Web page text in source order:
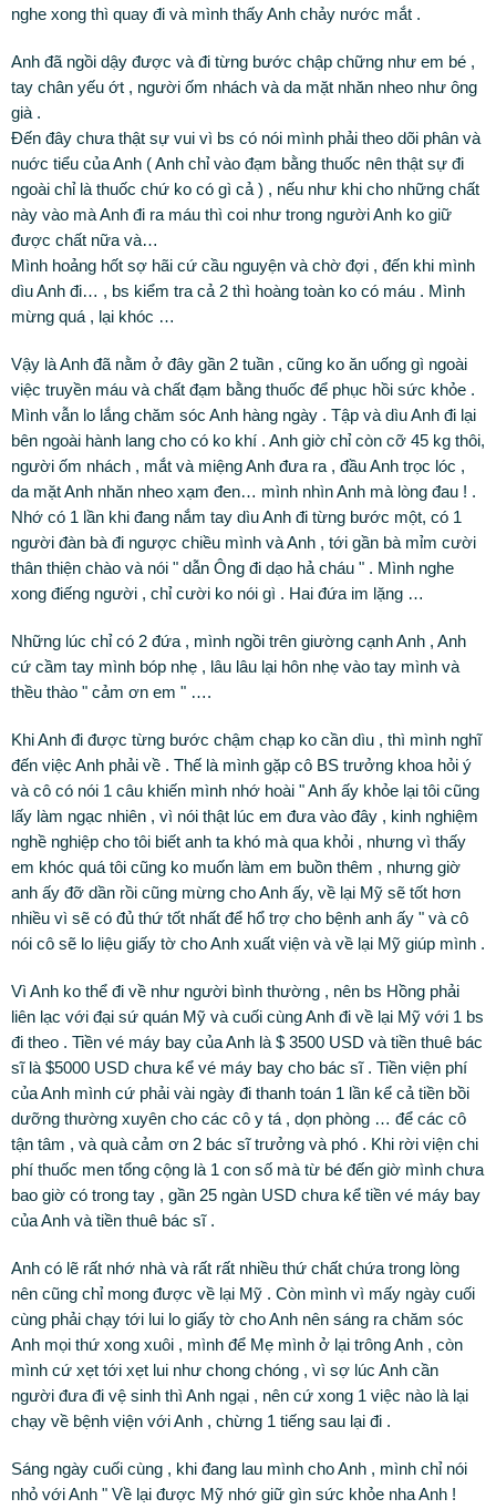
nghe xong thì quay đi và mình thấy Anh chảy nước mắt .
Anh đã ngồi dậy được và đi từng bước chập chững như em bé ,
tay chân yếu ớt , người ốm nhách và da mặt nhăn nheo như ông
già .
Đến đây chưa thật sự vui vì bs có nói mình phải theo dõi phân và
nuớc tiểu của Anh ( Anh chỉ vào đạm bằng thuốc nên thật sự đi
ngoài chỉ là thuốc chứ ko có gì cả ) , nếu như khi cho những chất
này vào mà Anh đi ra máu thì coi như trong người Anh ko giữ
được chất nữa và…
Mình hoảng hốt sợ hãi cứ cầu nguyện và chờ đợi , đến khi mình
dìu Anh đi… , bs kiểm tra cả 2 thì hoàng toàn ko có máu . Mình
mừng quá , lại khóc …
Vậy là Anh đã nằm ở đây gần 2 tuần , cũng ko ăn uống gì ngoài
việc truyền máu và chất đạm bằng thuốc để phục hồi sức khỏe .
Mình vẫn lo lắng chăm sóc Anh hàng ngày . Tập và dìu Anh đi lại
bên ngoài hành lang cho có ko khí . Anh giờ chỉ còn cỡ 45 kg thôi,
người ốm nhách , mắt và miệng Anh đưa ra , đầu Anh trọc lóc ,
da mặt Anh nhăn nheo xạm đen… mình nhìn Anh mà lòng đau ! .
Nhớ có 1 lần khi đang nắm tay dìu Anh đi từng bước một, có 1
người đàn bà đi ngược chiều mình và Anh , tới gần bà mỉm cười
thân thiện chào và nói " dẫn Ông đi dạo hả cháu " . Mình nghe
xong điếng người , chỉ cười ko nói gì . Hai đứa im lặng …
Những lúc chỉ có 2 đứa , mình ngồi trên giường cạnh Anh , Anh
cứ cầm tay mình bóp nhẹ , lâu lâu lại hôn nhẹ vào tay mình và
thều thào " cảm ơn em " ….
Khi Anh đi được từng bước chậm chạp ko cần dìu , thì mình nghĩ
đến việc Anh phải về . Thế là mình gặp cô BS trưởng khoa hỏi ý
và cô có nói 1 câu khiến mình nhớ hoài " Anh ấy khỏe lại tôi cũng
lấy làm ngạc nhiên , vì nói thật lúc em đưa vào đây , kinh nghiệm
nghề nghiệp cho tôi biết anh ta khó mà qua khỏi , nhưng vì thấy
em khóc quá tôi cũng ko muốn làm em buồn thêm , nhưng giờ
anh ấy đỡ dần rồi cũng mừng cho Anh ấy, về lại Mỹ sẽ tốt hơn
nhiều vì sẽ có đủ thứ tốt nhất để hổ trợ cho bệnh anh ấy " và cô
nói cô sẽ lo liệu giấy tờ cho Anh xuất viện và về lại Mỹ giúp mình .
Vì Anh ko thể đi về như người bình thường , nên bs Hồng phải
liên lạc với đại sứ quán Mỹ và cuối cùng Anh đi về lại Mỹ với 1 bs
đi theo . Tiền vé máy bay của Anh là $ 3500 USD và tiền thuê bác
sĩ là $5000 USD chưa kể vé máy bay cho bác sĩ . Tiền viện phí
của Anh mình cứ phải vài ngày đi thanh toán 1 lần kể cả tiền bồi
dưỡng thường xuyên cho các cô y tá , dọn phòng … để các cô
tận tâm , và quà cảm ơn 2 bác sĩ trưởng và phó . Khi rời viện chi
phí thuốc men tổng cộng là 1 con số mà từ bé đến giờ mình chưa
bao giờ có trong tay , gần 25 ngàn USD chưa kể tiền vé máy bay
của Anh và tiền thuê bác sĩ .
Anh có lẽ rất nhớ nhà và rất rất nhiều thứ chất chứa trong lòng
nên cũng chỉ mong được về lại Mỹ . Còn mình vì mấy ngày cuối
cùng phải chạy tới lui lo giấy tờ cho Anh nên sáng ra chăm sóc
Anh mọi thứ xong xuôi , mình để Mẹ mình ở lại trông Anh , còn
mình cứ xẹt tới xẹt lui như chong chóng , vì sợ lúc Anh cần
người đưa đi vệ sinh thì Anh ngại , nên cứ xong 1 việc nào là lại
chạy về bệnh viện với Anh , chừng 1 tiếng sau lại đi .
Sáng ngày cuối cùng , khi đang lau mình cho Anh , mình chỉ nói
nhỏ với Anh " Về lại được Mỹ nhớ giữ gìn sức khỏe nha Anh !